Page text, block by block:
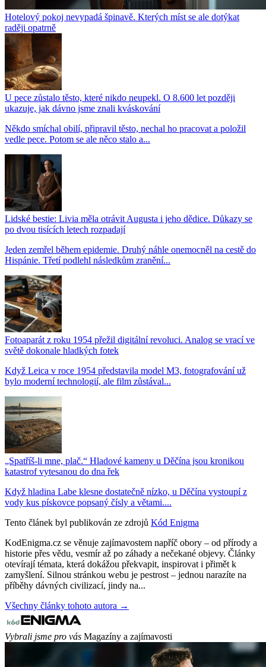
Hotelový pokoj nevypadá špinavě. Kterých míst se ale dotýkat
raději opatrně
U pece zůstalo těsto, které nikdo neupekl. O 8.600 let později
ukazuje, jak dávno jsme znali kváskování
Někdo smíchal obilí, připravil těsto, nechal ho pracovat a položil
vedle pece. Potom se ale něco stalo a...
Lidské bestie: Livia měla otrávit Augusta i jeho dědice. Důkazy se
po dvou tisících letech rozpadají
Jeden zemřel během epidemie. Druhý náhle onemocněl na cestě do
Hispánie. Třetí podlehl následkům zranění...
Fotoaparát z roku 1954 přežil digitální revoluci. Analog se vrací ve
světě dokonale hladkých fotek
Když Leica v roce 1954 představila model M3, fotografování už
bylo moderní technologií, ale film zůstával...
„Spatříš-li mne, plač.“ Hladové kameny u Děčína jsou kronikou
katastrof vytesanou do dna řek
Když hladina Labe klesne dostatečně nízko, u Děčína vystoupí z
vody kus pískovce popsaný čísly a větami....
Tento článek byl publikován ze zdrojů Kód Enigma
KodEnigma.cz se věnuje zajímavostem napříč obory – od přírody a
historie přes vědu, vesmír až po záhady a nečekané objevy. Články
otevírají témata, která dokážou překvapit, inspirovat i přimět k
zamyšlení. Silnou stránkou webu je pestrost – jednou narazíte na
příběhy dávných civilizací, jindy na...
Všechny články tohoto autora →
Vybrali jsme pro vás Magazíny a zajímavosti